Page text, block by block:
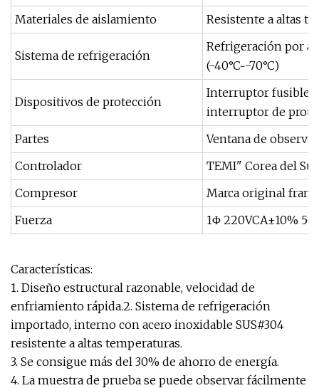
Materiales de aislamiento
Resistente a altas
Sistema de refrigeración
Refrigeración por
(-40°C~-70°C)
Dispositivos de protección
Interruptor fusible,
interruptor de
Partes
Ventana de
Controlador
TEMI" Corea del
Compresor
Marca original
Fuerza
1Φ 220VCA±10%
Características:
1. Diseño estructural razonable, velocidad de
enfriamiento rápida.2. Sistema de refrigeración
importado, interno con acero inoxidable SUS#304
resistente a altas temperaturas.
3. Se consigue más del 30% de ahorro de energía.
4. La muestra de prueba se puede observar fácilmente